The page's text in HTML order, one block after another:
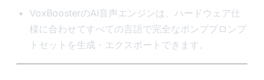
VoxBoosterのAI音声エンジンは、ハードウェア仕
様に合わせてすべての言語で完全なポンププロンプ
トセットを生成・エクスポートできます。